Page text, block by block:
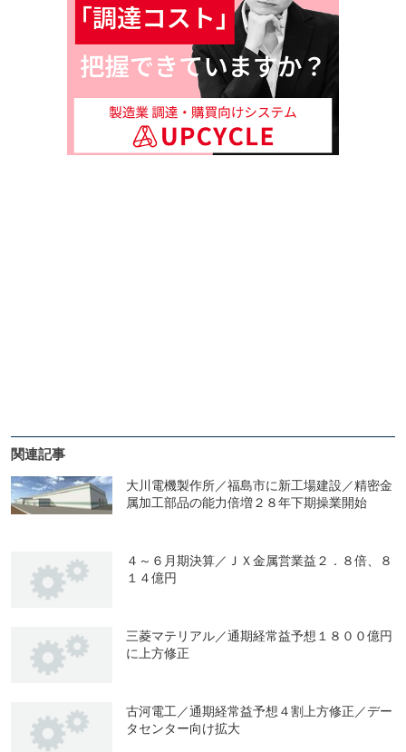
関連記事
大川電機製作所／福島市に新工場建設／精密金
属加工部品の能力倍増２８年下期操業開始
４～６月期決算／ＪＸ金属営業益２．８倍、８
１４億円
三菱マテリアル／通期経常益予想１８００億円
に上方修正
古河電工／通期経常益予想４割上方修正／デー
タセンター向け拡大